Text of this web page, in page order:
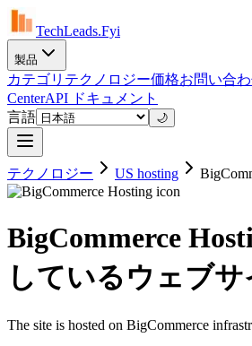
TechLeads.Fyi
製品
カテゴリ テクノロジー価格お問い合
CenterAPI ドキュメント
言語
🌙
テクノロジー US hosting
BigCommerce
しているウェブサ
The site is hosted on BigCommerce